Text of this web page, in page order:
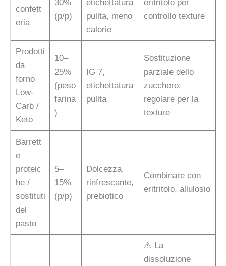
confett
eria
30%
(p/p)
etichettatura
pulita, meno
calorie
eritritolo per
controllo texture
Prodotti
da
forno
Low-
Carb /
Keto
10–
25%
(peso
farina
)
IG 7,
etichettatura
pulita
Sostituzione
parziale dello
zucchero;
regolare per la
texture
Barrett
e
proteic
he /
sostituti
del
pasto
5–
15%
(p/p)
Dolcezza,
rinfrescante,
prebiotico
Combinare con
eritritolo, allulosio
⚠️ La
dissoluzione